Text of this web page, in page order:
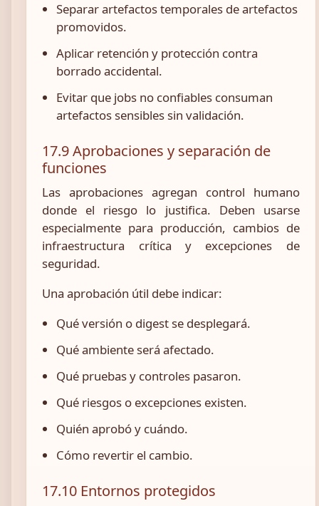
Separar artefactos temporales de artefactos
promovidos.
Aplicar retención y protección contra
borrado accidental.
Evitar que jobs no confiables consuman
artefactos sensibles sin validación.
17.9 Aprobaciones y separación de
funciones
Las aprobaciones agregan control humano
donde el riesgo lo justifica. Deben usarse
especialmente para producción, cambios de
infraestructura crítica y excepciones de
seguridad.
Una aprobación útil debe indicar:
Qué versión o digest se desplegará.
Qué ambiente será afectado.
Qué pruebas y controles pasaron.
Qué riesgos o excepciones existen.
Quién aprobó y cuándo.
Cómo revertir el cambio.
17.10 Entornos protegidos